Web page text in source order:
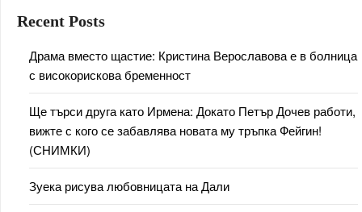
Recent Posts
Драма вместо щастие: Кристина Верославова е в болница
с високорискова бременност
Ще търси друга като Ирмена: Докато Петър Дочев работи,
вижте с кого се забавлява новата му тръпка Фейгин!
(СНИМКИ)
Зуека рисува любовницата на Дали